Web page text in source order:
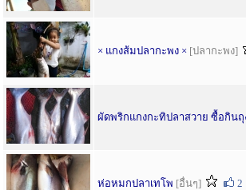
× แกงส้มปลากะพง × [ปลากะพง]
ผัดพริกแกงกะทิปลาสวาย ซื้อกินถุ
ห่อหมกปลาเทโพ [อื่นๆ] 2